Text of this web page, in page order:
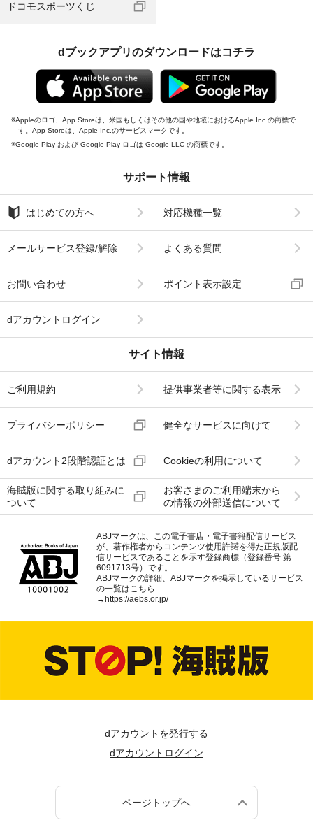
ドコモスポーツくじ
dブックアプリのダウンロードはコチラ
Appleのロゴ、App Storeは、米国もしくはその他の国や地域におけるApple Inc.の商標で
す。App Storeは、Apple Inc.のサービスマークです。
Google Play および Google Play ロゴは Google LLC の商標です。
サポート情報
はじめての方へ 対応機種一覧
メールサービス登録/解除 よくある質問
お問い合わせ ポイント表示設定
dアカウントログイン
サイト情報
ご利用規約 提供事業者等に関する表示
プライバシーポリシー 健全なサービスに向けて
dアカウント2段階認証とは Cookieの利用について
海賊版に関する取り組みに
ついて
お客さまのご利用端末から
の情報の外部送信について
ABJマークは、この電子書店・電子書籍配信サービス
が、著作権者からコンテンツ使用許諾を得た正規版配
信サービスであることを示す登録商標（登録番号 第
6091713号）です。
ABJマークの詳細、ABJマークを掲示しているサービス
の一覧はこちら
→ https://aebs.or.jp/
dアカウントを発行する
dアカウントログイン
ページトップへ